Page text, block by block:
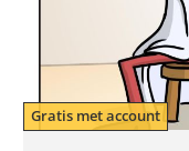
Gratis met account